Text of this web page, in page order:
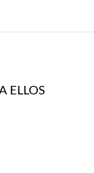
ELLOS